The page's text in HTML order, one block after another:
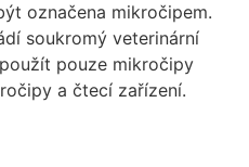
označena mikročipem.
soukromý veterinární
pouze mikročipy
a čtecí zařízení.